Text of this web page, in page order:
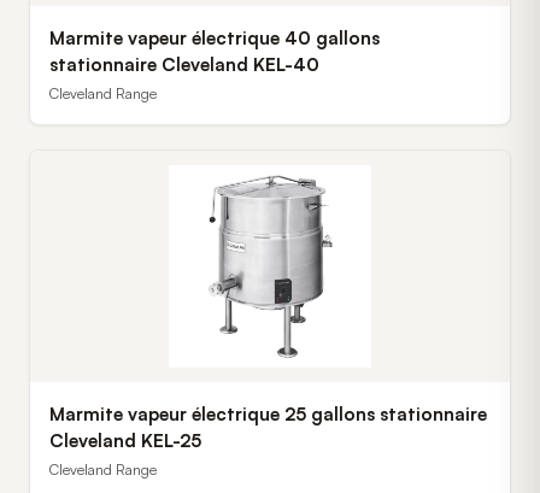
Marmite vapeur électrique 40 gallons
stationnaire Cleveland KEL-40
Cleveland Range
Marmite vapeur électrique 25 gallons stationnaire
Cleveland KEL-25
Cleveland Range